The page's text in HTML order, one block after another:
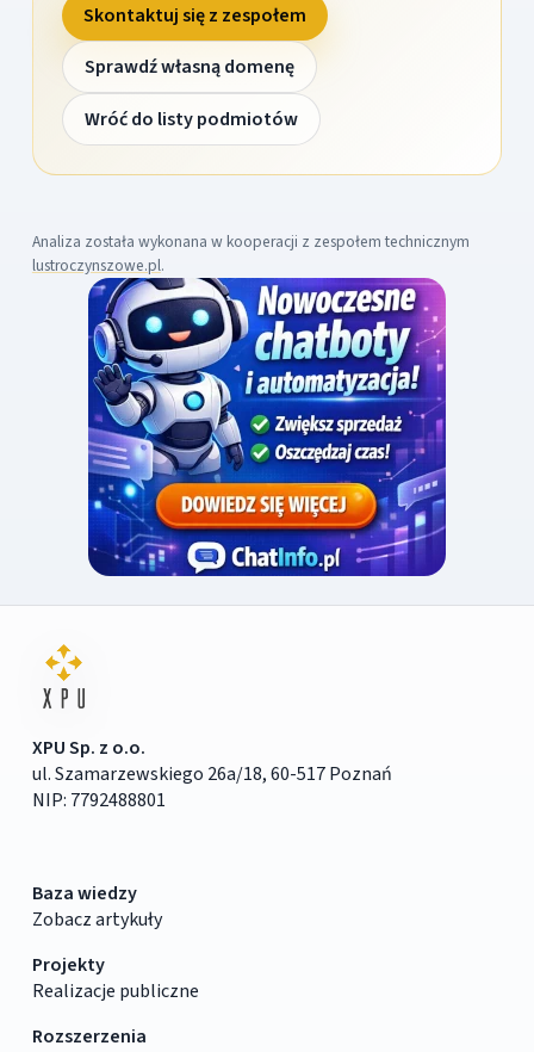
Skontaktuj się z zespołem
Sprawdź własną domenę
Wróć do listy podmiotów
Analiza została wykonana w kooperacji z zespołem technicznym
lustroczynszowe.pl.
XPU Sp. z o.o.
ul. Szamarzewskiego 26a/18, 60-517 Poznań
NIP: 7792488801
Baza wiedzy
Zobacz artykuły
Projekty
Realizacje publiczne
Rozszerzenia